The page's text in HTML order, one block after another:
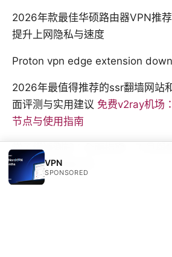
2026年款最佳华硕路由器VPN推
提升上网隐私与速度
Proton vpn edge extension
2026年最值得推荐的ssr翻墙网站
面评测与实用建议 免费v2ray机场
节点与使用指南
梯子網速測試：全面指南、工具與
VPN速度與穩定性
VPN
SPONSORED